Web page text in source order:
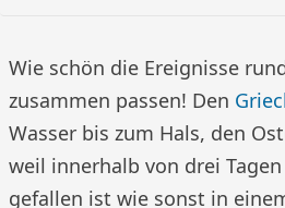
Wie schön die Ereignisse
zusammen passen! Den
Wasser bis zum Hals, den
weil innerhalb von drei
gefallen ist wie sonst in